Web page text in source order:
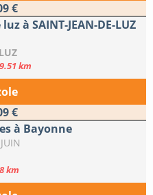
€
à SAINT-JEAN-DE-LUZ
km
€
à Bayonne
km